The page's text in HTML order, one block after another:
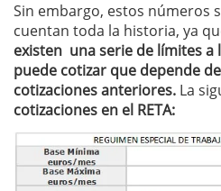
Sin embargo, estos números
cuentan toda la historia, ya
existen una serie de límites
puede cotizar que depende
cotizaciones anteriores. La
cotizaciones en el RETA: